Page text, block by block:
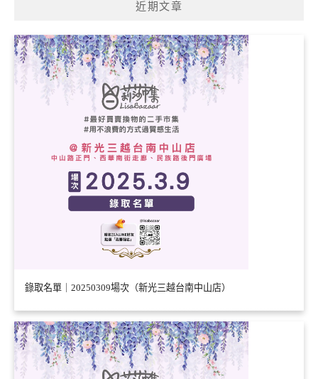
近期文章
錄取名單｜20250309場次（新光三越台南中山店）